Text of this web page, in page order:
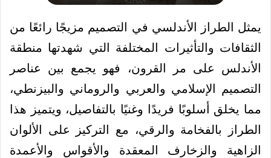
يمثل الطراز الأندلسي في التصميم مزيجًا رائعًا من
الثقافات والتأثيرات المختلفة التي شهدتها منطقة
الأندلس على مر القرون، فهو يجمع بين عناصر
التصميم الإسلامي والعربي والروماني والبيزنطي،
مما يخلق أسلوبًا فريدًا وغنيًا بالتفاصيل، ويتميز هذا
الطراز بالفخامة والرقي، مع التركيز على الألوان
الزاهية والزخارف المعقدة والأقواس والأعمدة